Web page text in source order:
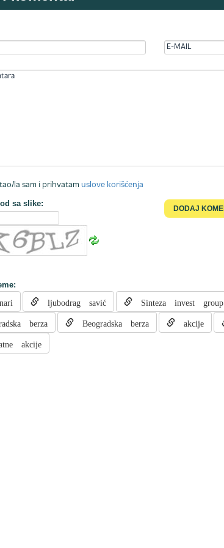
la sam i prihvatam uslove korišćenja
sa slike:
ljubodrag savić Sinteza invest group
berza Beogradska berza akcije
akcije